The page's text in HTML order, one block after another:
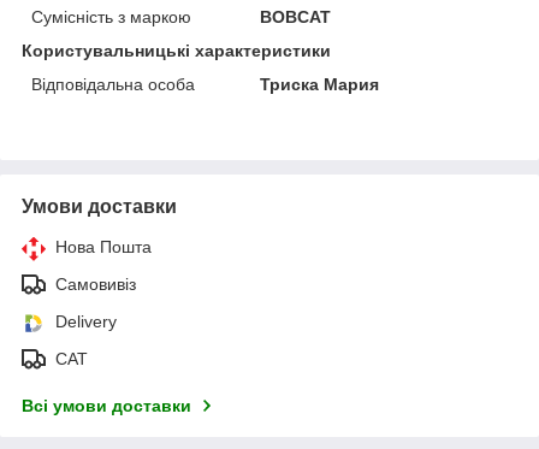
Сумісність з маркою
BOBCAT
Користувальницькі характеристики
Відповідальна особа
Триска Мария
Умови доставки
Нова Пошта
Самовивіз
Delivery
САТ
Всі умови доставки